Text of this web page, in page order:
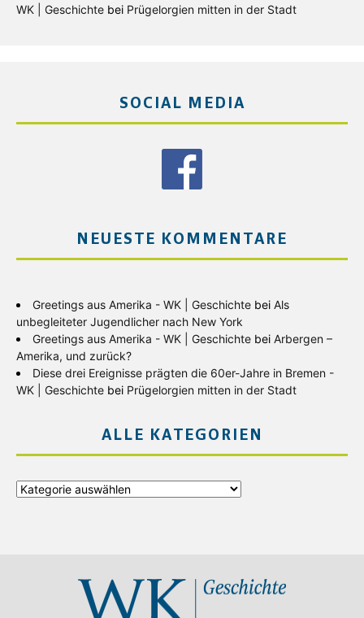
WK | Geschichte bei Prügelorgien mitten in der Stadt
SOCIAL MEDIA
NEUESTE KOMMENTARE
Greetings aus Amerika - WK | Geschichte bei Als
unbegleiteter Jugendlicher nach New York
Greetings aus Amerika - WK | Geschichte bei Arbergen –
Amerika, und zurück?
Diese drei Ereignisse prägten die 60er-Jahre in Bremen -
WK | Geschichte bei Prügelorgien mitten in der Stadt
ALLE KATEGORIEN
Alle